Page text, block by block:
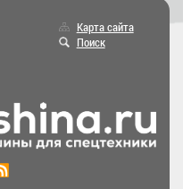
Карта сайта
Поиск